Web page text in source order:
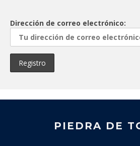
Dirección de correo electrónico:
PIEDRA DE